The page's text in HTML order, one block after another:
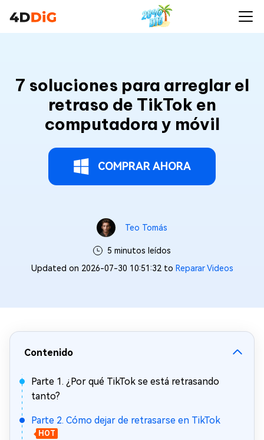
7 soluciones para arreglar el
retraso de TikTok en
computadora y móvil
COMPRAR AHORA
Teo Tomás
5 minutos leídos
Updated on 2026-07-30 10:51:32 to Reparar Videos
Contenido
Parte 1. ¿Por qué TikTok se está retrasando
tanto?
Parte 2. Cómo dejar de retrasarse en TikTok
HOT